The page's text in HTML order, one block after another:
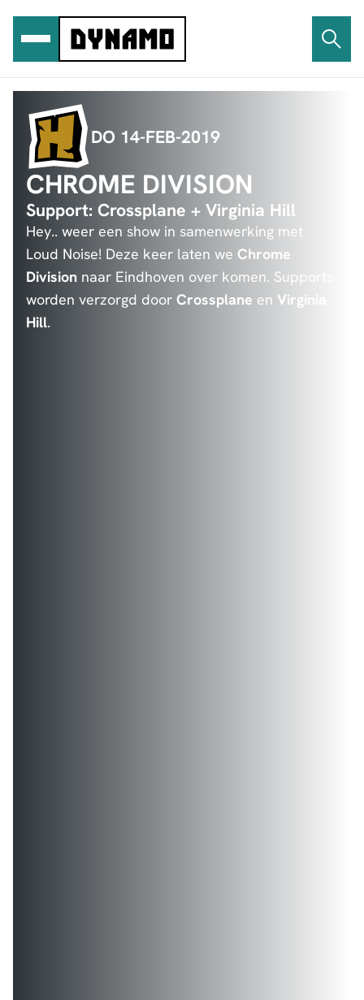
inhoud
DO 14-FEB-2019
CHROME DIVISION
Support: Crossplane + Virginia Hill
Hey.. weer een show in samenwerking met
Loud Noise! Deze keer laten we Chrome
Division naar Eindhoven over komen. Supports
worden verzorgd door Crossplane en Virginia
Hill.